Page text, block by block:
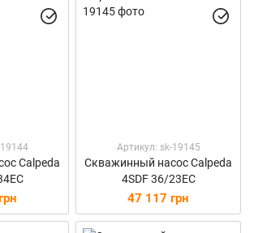
Calpeda
Артикул: sk-19145
Скважинный насос Calpeda
4SDF 36/23EC
47 117 грн